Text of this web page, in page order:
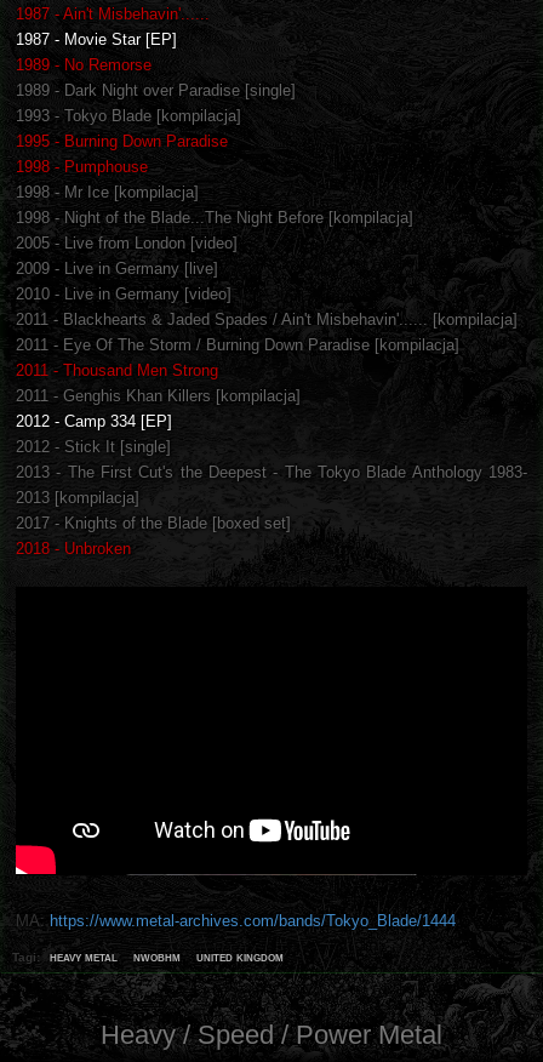
1987 - Ain't Misbehavin'......
1987 - Movie Star [EP]
1989 - No Remorse
1989 - Dark Night over Paradise [single]
1993 - Tokyo Blade [kompilacja]
1995 - Burning Down Paradise
1998 - Pumphouse
1998 - Mr Ice [kompilacja]
1998 - Night of the Blade...The Night Before [kompilacja]
2005 - Live from London [video]
2009 - Live in Germany [live]
2010 - Live in Germany [video]
2011 - Blackhearts & Jaded Spades / Ain't Misbehavin'...... [kompilacja]
2011 - Eye Of The Storm / Burning Down Paradise [kompilacja]
2011 - Thousand Men Strong
2011 - Genghis Khan Killers [kompilacja]
2012 - Camp 334 [EP]
2012 - Stick It [single]
2013 - The First Cut's the Deepest - The Tokyo Blade Anthology 1983-
2013 [kompilacja]
2017 - Knights of the Blade [boxed set]
2018 - Unbroken
MA: https://www.metal-archives.com/bands/Tokyo_Blade/1444
Tagi: heavy metal nwobhm united kingdom
Heavy / Speed / Power Metal